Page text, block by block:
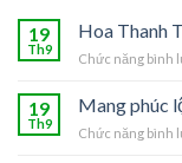
19
Th9
Hoa Thanh
Chức năng bình
19
Th9
Mang phúc
Chức năng bình